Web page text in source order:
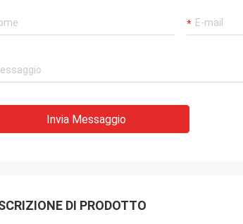
Invia Messaggio
DI PRODOTTO